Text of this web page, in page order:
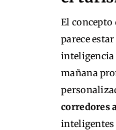
El
parece
mañana
corredores
inteligentes